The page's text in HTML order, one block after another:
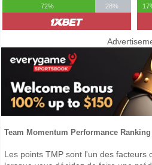
72%
28%
Team Momentum Performance Ranking
Les points TMP sont l'un des facteurs